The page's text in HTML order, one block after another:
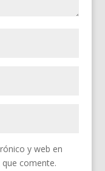
y web en
comente.